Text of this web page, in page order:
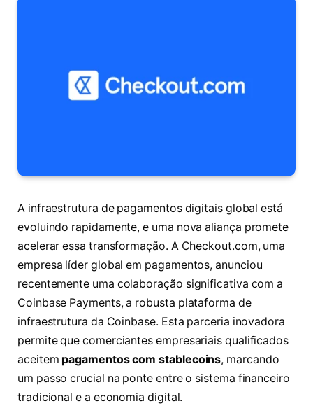
A infraestrutura de pagamentos digitais global está
evoluindo rapidamente, e uma nova aliança promete
acelerar essa transformação. A Checkout.com, uma
empresa líder global em pagamentos, anunciou
recentemente uma colaboração significativa com a
Coinbase Payments, a robusta plataforma de
infraestrutura da Coinbase. Esta parceria inovadora
permite que comerciantes empresariais qualificados
aceitem pagamentos com stablecoins, marcando
um passo crucial na ponte entre o sistema financeiro
tradicional e a economia digital.